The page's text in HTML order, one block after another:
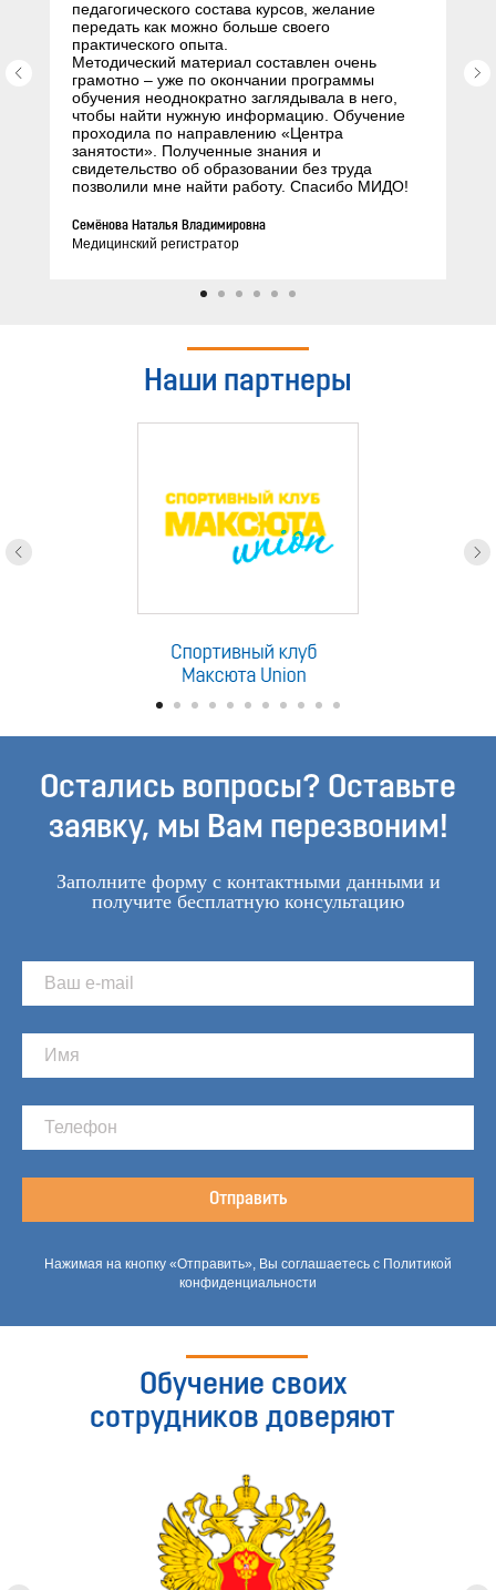
педагогического состава курсов, желание
передать как можно больше своего
практического опыта.
Методический материал составлен очень
грамотно – уже по окончании программы
обучения неоднократно заглядывала в него,
чтобы найти нужную информацию. Обучение
проходила по направлению «Центра
занятости». Полученные знания и
свидетельство об образовании без труда
позволили мне найти работу. Спасибо МИДО!
Семёнова Наталья Владимировна
Медицинский регистратор
Наши партнеры
Остались вопросы? Оставьте
заявку, мы Вам перезвоним!
Заполните форму с контактными данными и
получите бесплатную консультацию
Отправить
Нажимая на кнопку «Отправить», Вы соглашаетесь с Политикой
конфиденциальности
Обучение своих
сотрудников доверяют